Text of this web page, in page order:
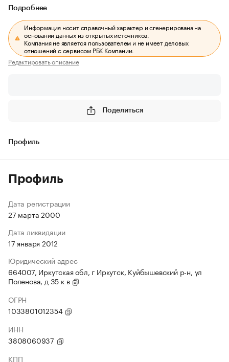
Подробнее
Информация носит справочный характер и сгенерирована на
основании данных из открытых источников.
Компания не является пользователем и не имеет деловых
отношений с сервисом РБК Компании.
Редактировать описание
Поделиться
Профиль
Профиль
Дата регистрации
27 марта 2000
Дата ликвидации
17 января 2012
Юридический адрес
664007, Иркутская обл, г Иркутск, Куйбышевский р-н, ул
Поленова, д 35 к в
ОГРН
1033801012354
ИНН
3808060937
КПП